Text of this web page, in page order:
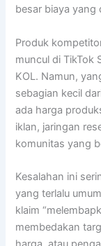
besar biaya yang
Produk
muncul di TikTok
KOL. Namun,
sebagian kecil
ada harga
iklan, jaringan
komunitas yang
Kesalahan ini
yang terlalu
klaim
membedakan